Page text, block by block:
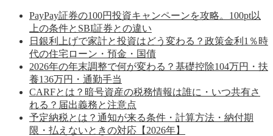
PayPay証券の100円投資キャンペーンを攻略。100pt以
上の条件とSBI証券との違い
日銀利上げで家計と投資はどう変わる？政策金利1％時
代の住宅ローン・預金・国債
2026年の年末調整で何が変わる？基礎控除104万円・扶
養136万円・通勤手当
CARFとは？暗号資産の税務情報は誰に・いつ共有さ
れる？届出義務と注意点
予定納税とは？通知が来る条件・計算方法・納付期
限・払えないときの対応【2026年】